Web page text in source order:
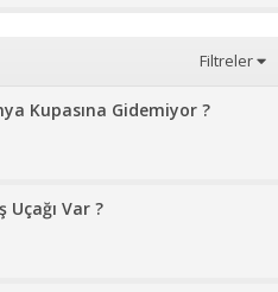
Filtreler
Kupasına Gidemiyor ?
Uçağı Var ?